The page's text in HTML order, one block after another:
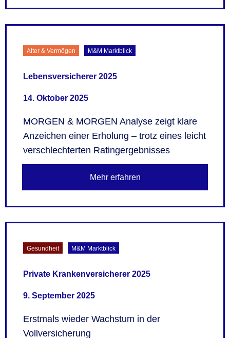
Alter & Vermögen M&M Marktblick
Lebensversicherer 2025
14. Oktober 2025
MORGEN & MORGEN Analyse zeigt klare
Anzeichen einer Erholung – trotz eines leicht
verschlechterten Ratingergebnisses
Mehr erfahren
Gesundheit M&M Marktblick
Private Krankenversicherer 2025
9. September 2025
Erstmals wieder Wachstum in der
Vollversicherung